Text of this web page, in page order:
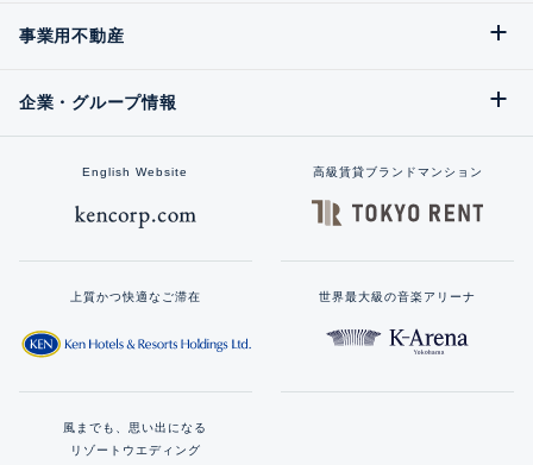
事業用不動産
企業・グループ情報
English Website 高級賃貸ブランドマンション
上質かつ快適なご滞在 世界最大級の音楽アリーナ
風までも、思い出になる
リゾートウエディング